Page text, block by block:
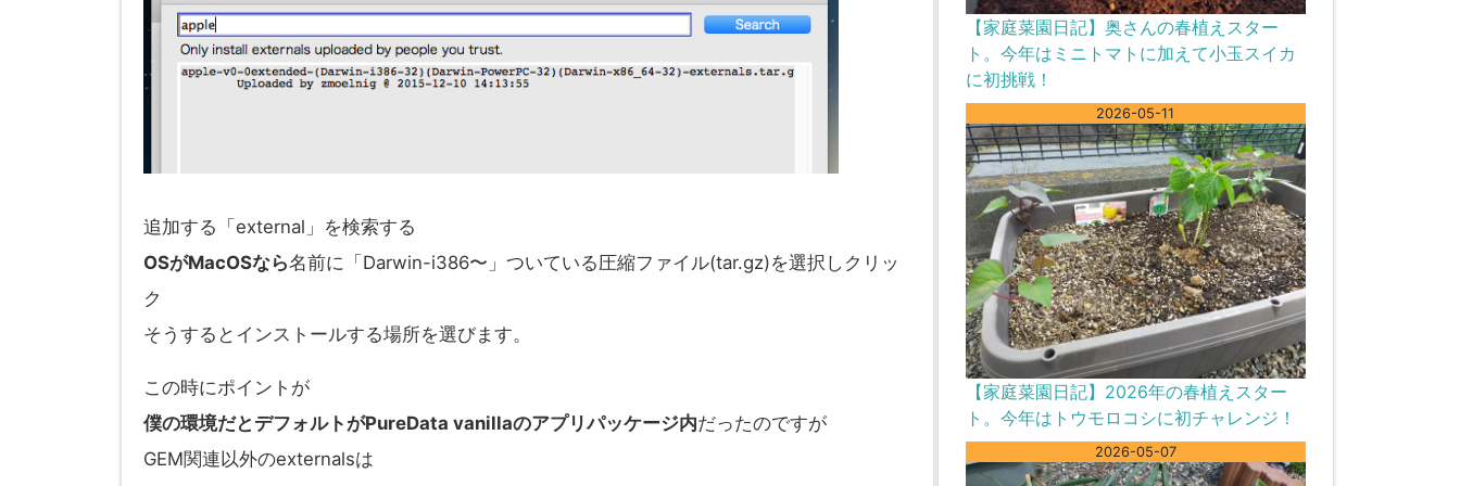
追加する「external」を検索する
OSがMacOSなら名前に「Darwin-i386〜」ついている圧縮ファイル(tar.gz)を選択しクリッ
ク
そうするとインストールする場所を選びます。
この時にポイントが
僕の環境だとデフォルトがPureData vanillaのアプリパッケージ内だったのですが
GEM関連以外のexternalsは
【家庭菜園日記】奥さんの春植えスター
ト。今年はミニトマトに加えて小玉スイカ
に初挑戦！
2026-05-11
【家庭菜園日記】2026年の春植えスター
ト。今年はトウモロコシに初チャレンジ！
2026-05-07